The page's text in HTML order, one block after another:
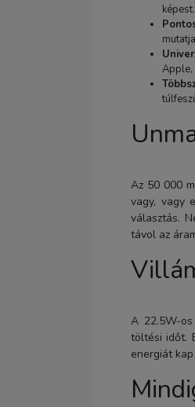
Apple,
Az 50 000
vagy, vagy
választás.
távol az
A 22.5W-
töltési időt.
energiát